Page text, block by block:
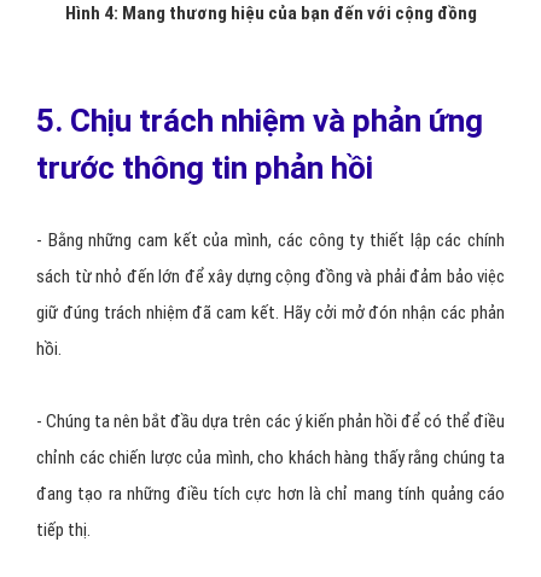
Hình 4: Mang thương hiệu của bạn đến với cộng đồng
5. Chịu trách nhiệm và phản ứng
trước thông tin phản hồi
- Bằng những cam kết của mình, các công ty thiết lập các chính
sách từ nhỏ đến lớn để xây dựng cộng đồng và phải đảm bảo việc
giữ đúng trách nhiệm đã cam kết. Hãy cởi mở đón nhận các phản
hồi.
- Chúng ta nên bắt đầu dựa trên các ý kiến phản hồi để có thể điều
chỉnh các chiến lược của mình, cho khách hàng thấy rằng chúng ta
đang tạo ra những điều tích cực hơn là chỉ mang tính quảng cáo
tiếp thị.